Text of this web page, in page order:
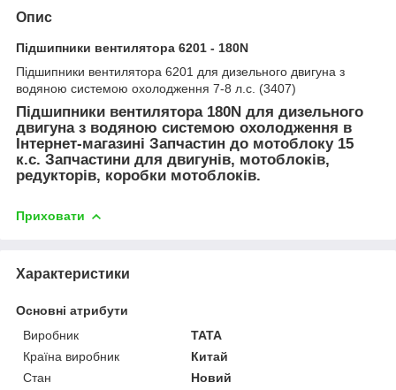
Опис
Підшипники вентилятора 6201 - 180N
Підшипники вентилятора 6201 для дизельного двигуна з
водяною системою охолодження 7-8 л.с. (3407)
Підшипники вентилятора 180N для дизельного
двигуна з водяною системою охолодження в
Інтернет-магазині Запчастин до мотоблоку 15
к.с. Запчастини для двигунів, мотоблоків,
редукторів, коробки мотоблоків.
Приховати
Характеристики
Основні атрибути
Виробник
TATA
Країна виробник
Китай
Стан
Новий